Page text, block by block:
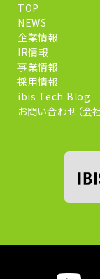
TOP
NEWS
企業情報
IR情報
事業情報
採用情報
ibis Tech Blog
お問い合わせ（会